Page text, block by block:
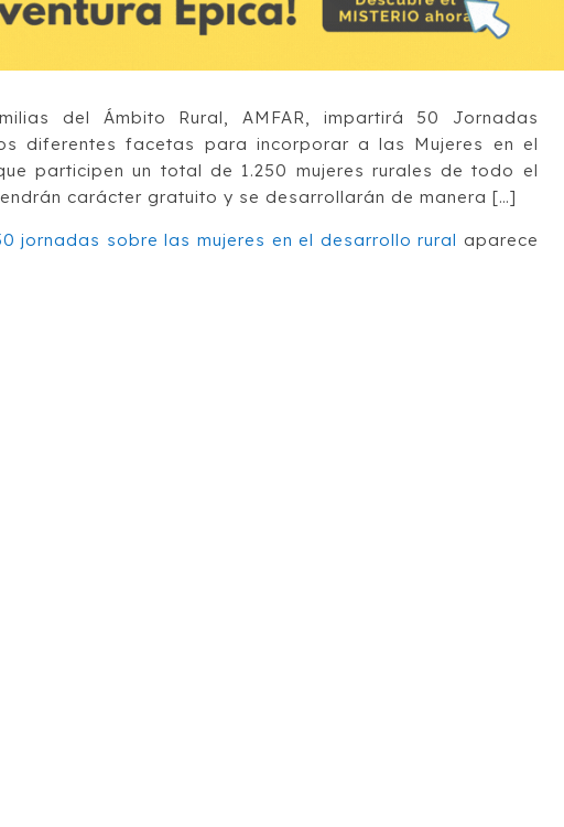
del Ámbito Rural, AMFAR, impartirá 50 Jornadas
diferentes facetas para incorporar a las Mujeres en el
participen un total de 1.250 mujeres rurales de todo el
carácter gratuito y se desarrollarán de manera […]
jornadas sobre las mujeres en el desarrollo rural aparece